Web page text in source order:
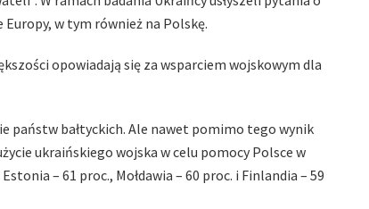
w tym również na Polskę.
opowiadają się za wsparciem wojskowym dla
państw bałtyckich. Ale nawet pomimo tego wynik
ukraińskiego wojska w celu pomocy Polsce w
– 61 proc., Mołdawia – 60 proc. i Finlandia – 59